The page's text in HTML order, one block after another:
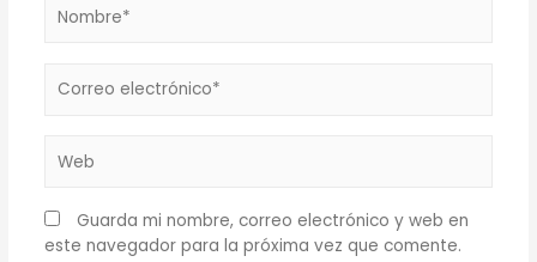
Guarda mi nombre, correo electrónico y web en
este navegador para la próxima vez que comente.